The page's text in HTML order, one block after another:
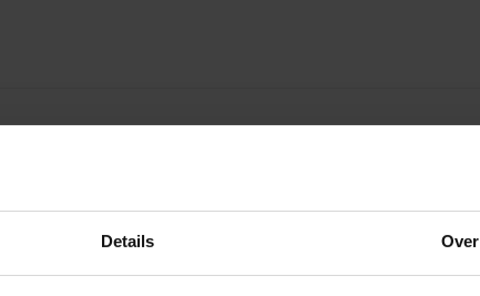
Details Over
(10)
te verbeteren, fouten te verminderen en de ervaring te